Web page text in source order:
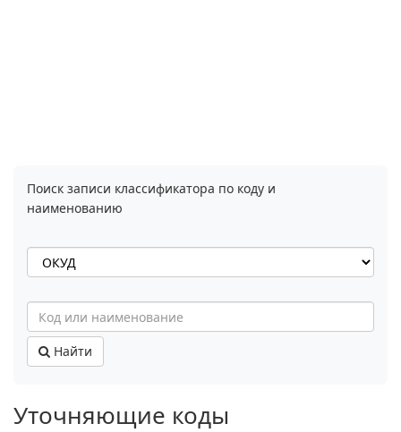
Поиск записи классификатора по коду и
наименованию
Найти
Уточняющие коды